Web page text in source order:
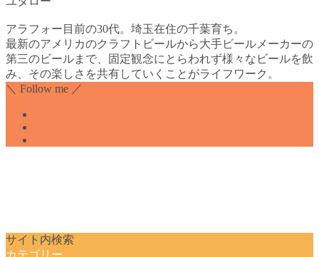
アラフォー目前の30代。埼玉在住の千葉育ち。
最新のアメリカのクラフトビールから大手ビールメーカーの
第三のビールまで、固定観念にとらわれず様々なビールを飲
み、その楽しさを共有していくことがライフワーク。
＼ Follow me ／
サイト内検索